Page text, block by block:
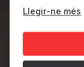
incendis
WILDFIRE
reforçar la
Llegir-ne més